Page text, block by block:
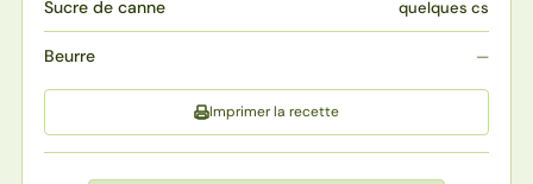
Sucre de canne quelques cs
Beurre —
Imprimer la recette